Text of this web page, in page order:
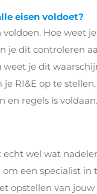
eisen voldoet?
Hoe weet
je dit controleren
weet je dit
RI&E op te
en regels is voldaan.
wel wat
een specialist in
opstellen van jouw